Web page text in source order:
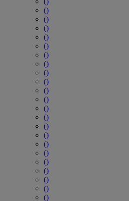
()
()
()
()
()
()
()
()
()
()
()
()
()
()
()
()
()
()
()
()
()
()